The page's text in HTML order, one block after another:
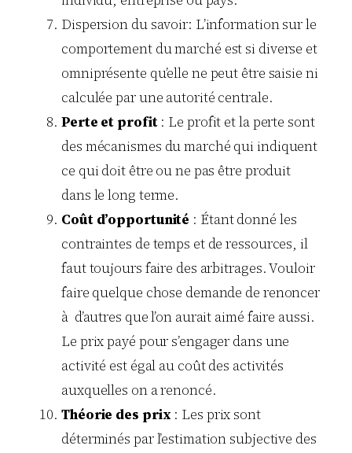
Dispersion du savoir: L’information sur le
comportement du marché est si diverse et
omniprésente qu’elle ne peut être saisie ni
calculée par une autorité centrale.
Perte et profit: Le profit et la perte sont
des mécanismes du marché qui indiquent
ce qui doit être ou ne pas être produit
dans le long terme.
Coût d’opportunité : Étant donné les
contraintes de temps et de ressources, il
faut toujours faire des arbitrages. Vouloir
faire quelque chose demande de renoncer
à d’autres que l’on aurait aimé faire aussi.
Le prix payé pour s’engager dans une
activité est égal au coût des activités
auxquelles on a renoncé.
Théorie des prix : Les prix sont
déterminés par l’estimation subjective des